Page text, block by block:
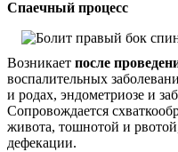
Спаечный процесс
Возникает после
воспалительных
и родах, эндометриозе и
Сопровождается
живота, тошнотой и
дефекации.